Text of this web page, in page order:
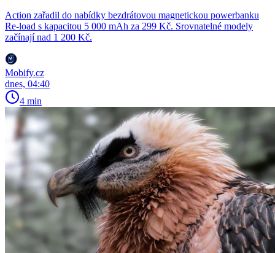
Action zařadil do nabídky bezdrátovou magnetickou powerbanku
Re-load s kapacitou 5 000 mAh za 299 Kč. Srovnatelné modely
začínají nad 1 200 Kč.
Mobify.cz
dnes, 04:40
4 min